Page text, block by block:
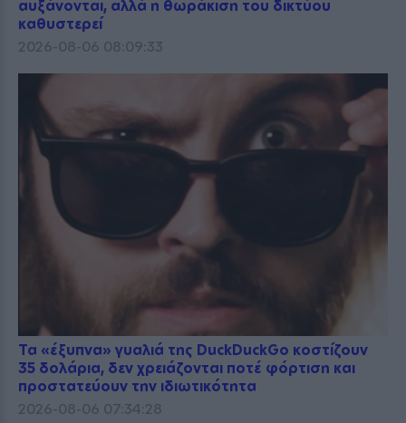
αυξάνονται, αλλά η θωράκιση του δικτύου
καθυστερεί
2026-08-06 08:09:33
Τα «έξυπνα» γυαλιά της DuckDuckGo κοστίζουν
35 δολάρια, δεν χρειάζονται ποτέ φόρτιση και
προστατεύουν την ιδιωτικότητα
2026-08-06 07:34:28